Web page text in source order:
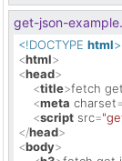
get-json-
<!DOCTYPE html>
<html>
<head>
<title>fetch
<meta charset=
<script src=
</head>
<body>